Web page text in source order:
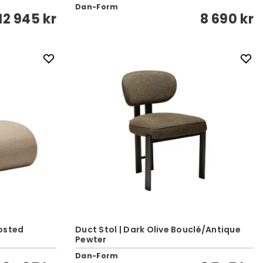
945 kr
Dan-Form
8 690 kr
Duct Stol | Dark Olive Bouclé/Antique
Pewter
Dan-Form